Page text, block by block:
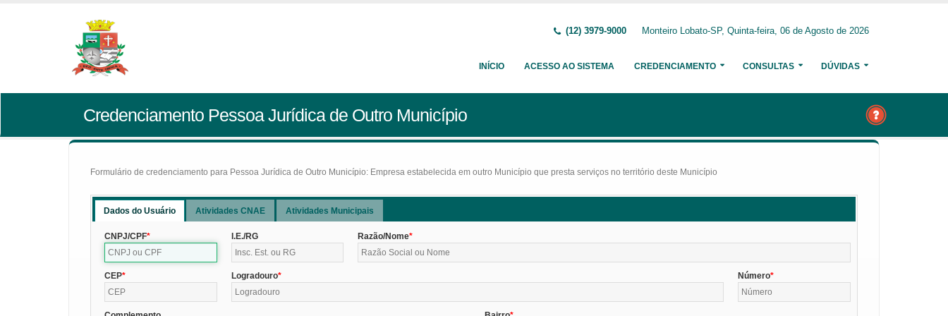
(12) 3979-9000 Monteiro Lobato-SP, Quinta-feira, 06 de Agosto de 2026
INÍCIO ACESSO AO SISTEMA CREDENCIAMENTO CONSULTAS DÚVIDAS
Credenciamento Pessoa Jurídica de Outro Município
Formulário de credenciamento para Pessoa Jurídica de Outro Município: Empresa estabelecida em outro Município que presta serviços no território deste Município
Dados do Usuário Atividades CNAE Atividades Municipais
CNPJ/CPF I.E./RG Razão/Nome
CEP Logradouro Número